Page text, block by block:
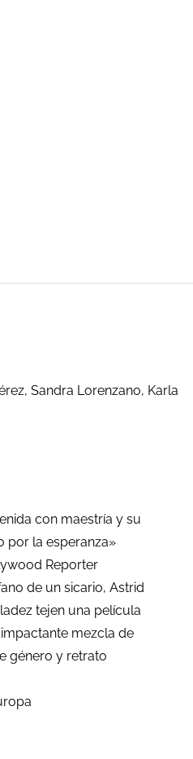
Sandra Lorenzano, Karla
con maestría y su
por la esperanza»
Reporter
de un sicario, Astrid
tejen una película
mezcla de
género y retrato